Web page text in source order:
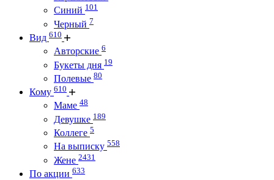
Синий 101
Черный 7
Вид 610
Авторские 6
Букеты дня 19
Полевые 80
Кому 610
Маме 48
Девушке 189
Коллеге 5
На выписку 558
Жене 2431
По акции 633